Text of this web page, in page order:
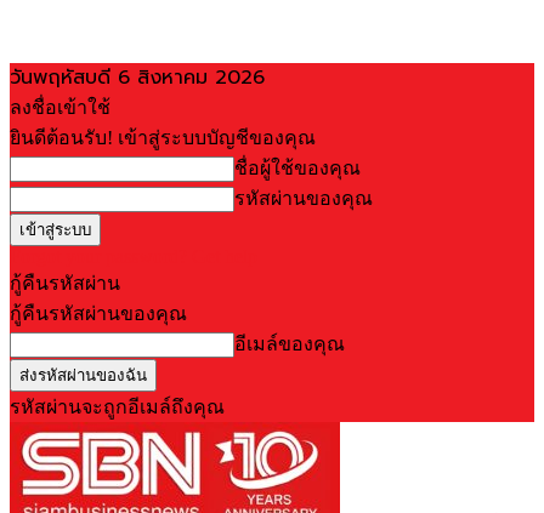
วันพฤหัสบดี 6 สิงหาคม 2026
ลงชื่อเข้าใช้
ยินดีต้อนรับ! เข้าสู่ระบบบัญชีของคุณ
ชื่อผู้ใช้ของคุณ
รหัสผ่านของคุณ
กู้คืนรหัสผ่าน
กู้คืนรหัสผ่านของคุณ
อีเมล์ของคุณ
รหัสผ่านจะถูกอีเมล์ถึงคุณ